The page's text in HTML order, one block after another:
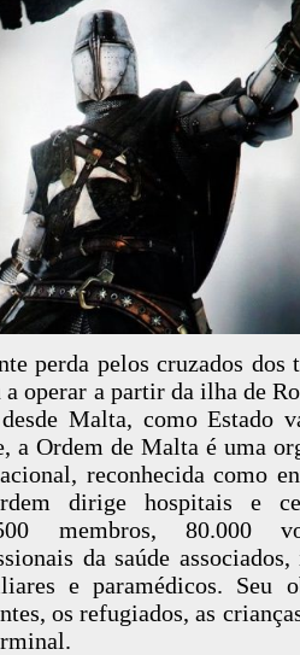
perda pelos cruzados dos
operar a partir da ilha de
Malta, como Estado
a Ordem de Malta é uma
reconhecida como
dirige hospitais e
membros, 80.000
da saúde
e paramédicos. Seu
os refugiados, as